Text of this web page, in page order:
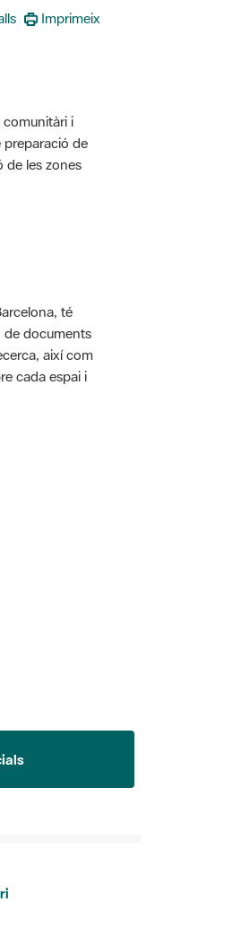
Imprimeix
i
preparació de
de les zones
té
de documents
així com
cada espai i